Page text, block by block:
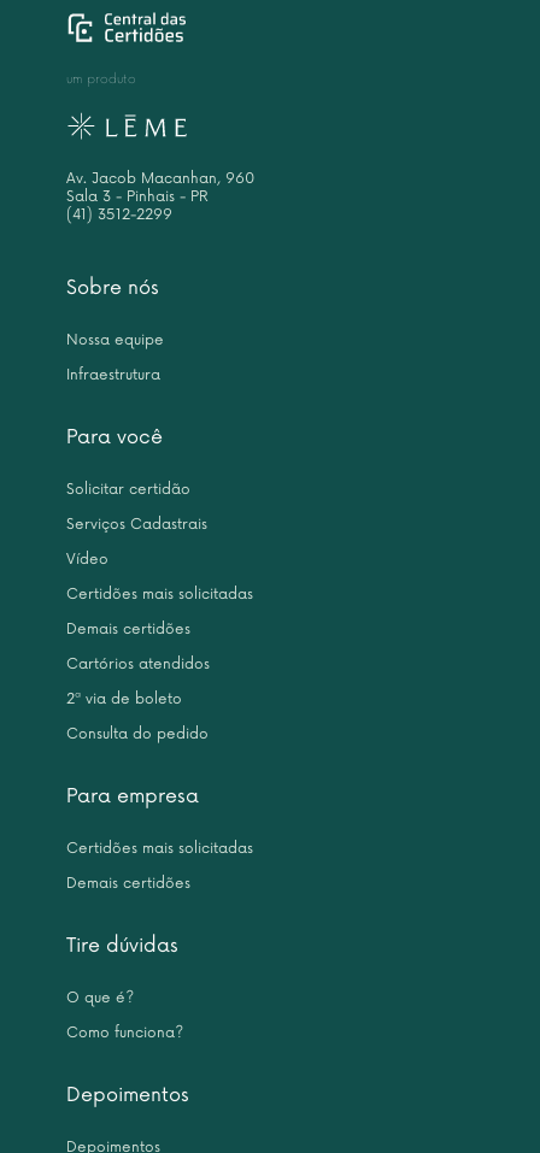
Sobre nós
Nossa equipe
Infraestrutura
Para você
Solicitar certidão
Serviços Cadastrais
Vídeo
Certidões mais solicitadas
Demais certidões
Cartórios atendidos
2ª via de boleto
Consulta do pedido
Para empresa
Certidões mais solicitadas
Demais certidões
Tire dúvidas
O que é?
Como funciona?
Depoimentos
Depoimentos
um produto
Av. Jacob Macanhan, 960
Sala 3 - Pinhais - PR
(41) 3512-2299